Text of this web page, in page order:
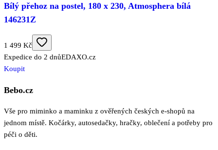
Bílý přehoz na postel, 180 x 230, Atmosphera bílá
146231Z
1 499 Kč
Expedice do 2 dnůEDAXO.cz
Koupit
Bebo.cz
Vše pro miminko a maminku z ověřených českých e-shopů na
jednom místě. Kočárky, autosedačky, hračky, oblečení a potřeby pro
péči o děti.